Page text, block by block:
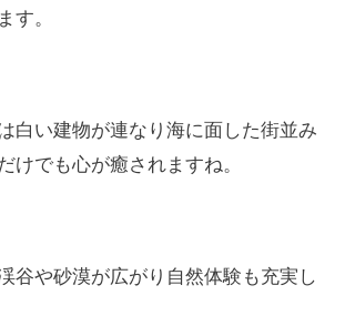
す。
白い建物が連なり海に面した街並み
けでも心が癒されますね。
谷や砂漠が広がり自然体験も充実し